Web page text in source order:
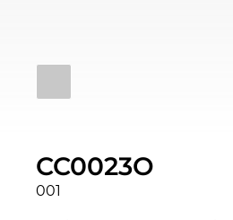
CC0023O
001